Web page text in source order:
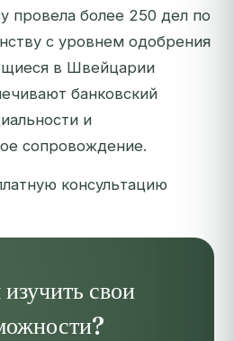
провела более 250 дел по
с уровнем одобрения
в Швейцарии
банковский
и
сопровождение.
консультацию
свои